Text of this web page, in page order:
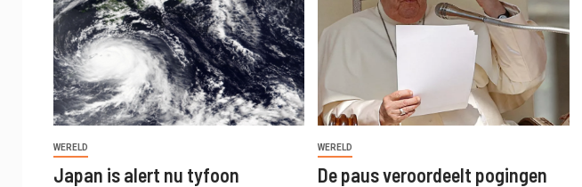
WERELD
Japan is alert nu tyfoon
WERELD
De paus veroordeelt pogingen